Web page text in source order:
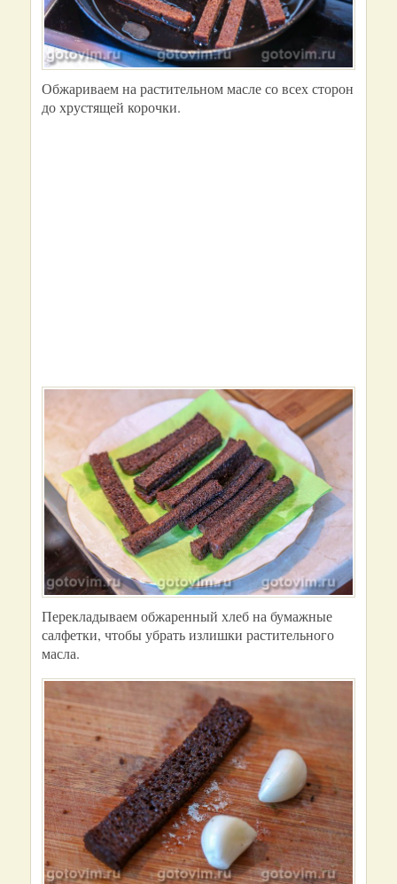
Обжариваем на растительном масле со всех сторон
до хрустящей корочки.
Перекладываем обжаренный хлеб на бумажные
салфетки, чтобы убрать излишки растительного
масла.